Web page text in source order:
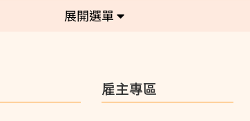
選單
雇主專區